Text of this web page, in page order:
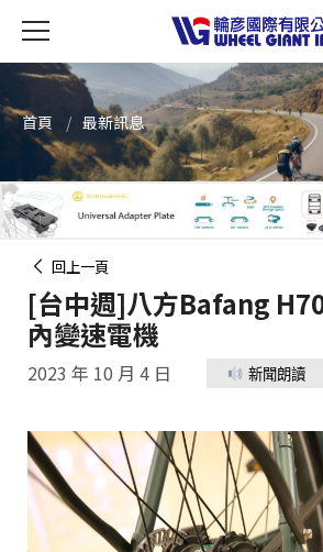
首頁 最新訊息
回上一頁
[台中週]八方Bafang
內變速電機
2023 年 10 月 4 日 新聞朗讀